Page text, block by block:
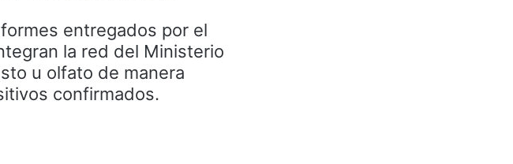
entregados por el
la red del Ministerio
u olfato de manera
confirmados.